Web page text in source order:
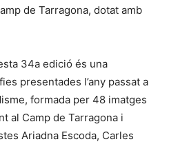
de Tarragona, dotat amb
34a edició és una
presentades l’any passat a
formada per 48 imatges
al Camp de Tarragona i
Ariadna Escoda, Carles